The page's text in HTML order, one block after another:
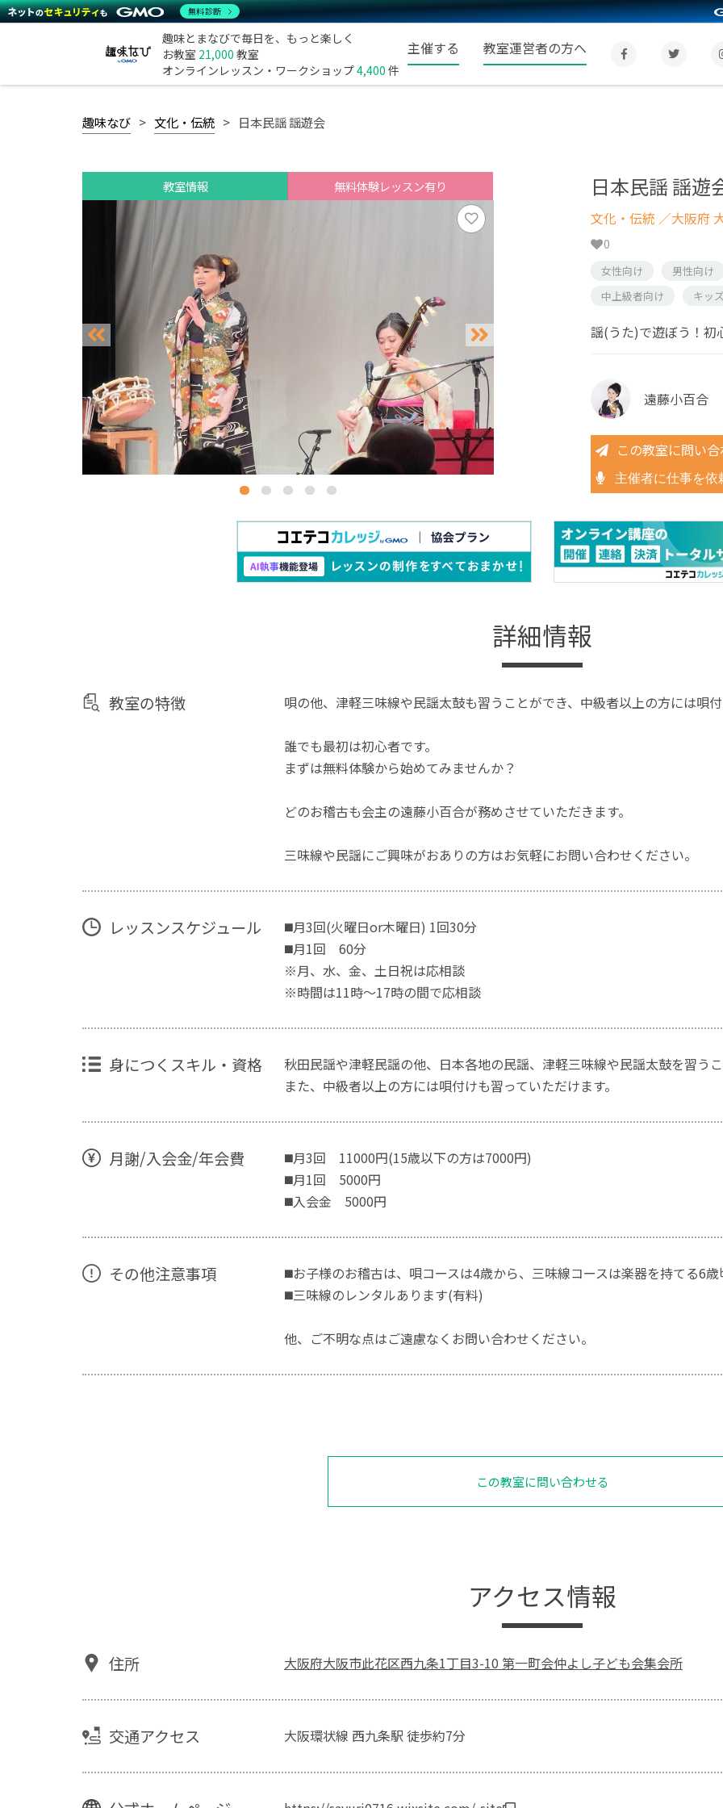
趣味とまなびで毎日を、もっと楽しく
お教室 21,000 教室
オンラインレッスン・ワークショップ4,400 件
主催する 教室運営者の方へ
趣味なび 文化・伝統 日本民謡 謡遊会
教室情報 無料体験レッスン有り 日本民謡 謡遊
文化・伝統 ／大阪府
0
女性向け 男性向け
中上級者向け
キッ
謡(うた)で遊ぼう！初
遠藤小百合
この教室に問い
主催者に仕事を依
詳細情報
教室の特徴 唄の他、津軽三味線や民謡太鼓も習うことができ、中級者以上の方には唄
誰でも最初は初心者です。
まずは無料体験から始めてみませんか？
​​どのお稽古も会主の遠藤小百合が務めさせていただきます。
三味線や民謡にご興味がおありの方はお気軽にお問い合わせください。
レッスンスケジュール
◼️月3回(火曜日or木曜日) 1回30分
◼️月1回 60分
※月、水、金、土日祝は応相談
※時間は11時〜17時の間で応相談
身につくスキル・資格
秋田民謡や津軽民謡の他、日本各地の民謡、津軽三味線や民謡太鼓を習うこ
また、中級者以上の方には唄付けも習っていただけます。
月謝/入会金/年会費
◼️月3回 11000円(15歳以下の方は7000円)
◼️月1回 5000円
◼️入会金 5000円
その他注意事項
◼️お子様のお稽古は、唄コースは4歳から、三味線コースは楽器を持てる6
◼️三味線のレンタルあります(有料)
他、ご不明な点はご遠慮なくお問い合わせください。
この教室に問い合わせる
アクセス情報
住所 大阪府大阪市此花区西九条1丁目3-10 第一町会仲よし子ども会集会所
交通アクセス 大阪環状線 西九条駅 徒歩約7分
無料診断